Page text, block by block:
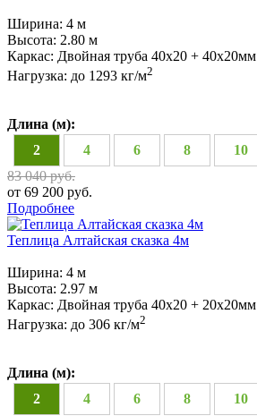
Ширина: 4 м
Высота: 2.80 м
Каркас: Двойная труба 40x20 + 40х20мм
Нагрузка: до 1293 кг/м2
Длина (м):
2
4 6 8
10
83 040 руб.
от 69 200 руб.
Подробнее
Теплица Алтайская сказка 4м
Ширина: 4 м
Высота: 2.97 м
Каркас: Двойная труба 40х20 + 20х20мм
Нагрузка: до 306 кг/м2
Длина (м):
2
4 6 8
10